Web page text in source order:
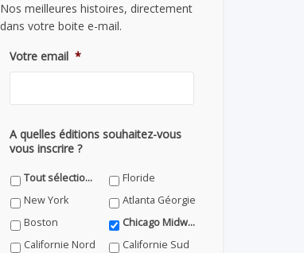
Nos meilleures histoires, directement
dans votre boite e-mail.
Votre email *
A quelles éditions souhaitez-vous
vous inscrire ?
Tout sélectionner
Floride
New York
Atlanta Géorgie
Boston
Chicago Midwest
Californie Nord
Californie Sud